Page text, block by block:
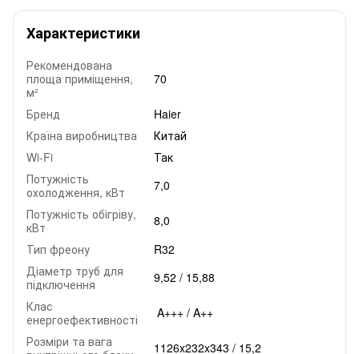
Характеристики
Рекомендована
площа приміщення,
м²
70
Бренд
Haier
Країна виробництва
Китай
Wi-Fi
Так
Потужність
охолодження, кВт
7,0
Потужність обігріву,
кВт
8,0
Тип фреону
R32
Діаметр труб для
підключення
9,52 / 15,88
Клас
енергоефективності
A+++ / A++
Розміри та вага
1126x232x343 / 15,2